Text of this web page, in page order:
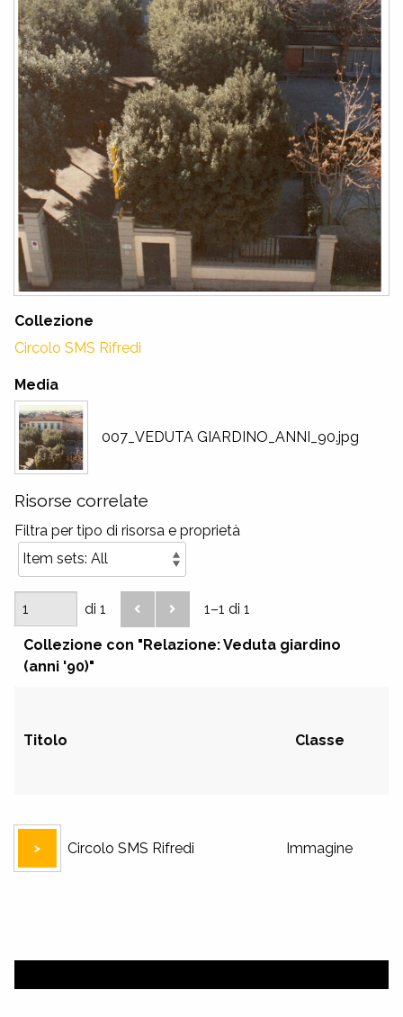
Collezione
Circolo SMS Rifredi
Media
007_VEDUTA GIARDINO_ANNI_90.jpg
Risorse correlate
Filtra per tipo di risorsa e proprietà
di 1 1–1 di 1
Collezione con "Relazione: Veduta giardino
(anni '90)"
Titolo Classe
Circolo SMS Rifredi Immagine